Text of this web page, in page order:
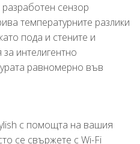
сензор
температурните разлики
пода и стените и
интелигентно
равномерно във
с помощта на вашия
се свържете с Wi-Fi